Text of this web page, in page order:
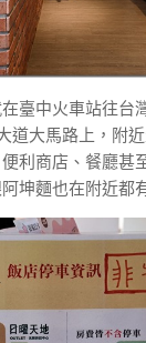
臺中火車站往台
道大馬路上，附
利商店、餐廳甚
坤麵也在附近都